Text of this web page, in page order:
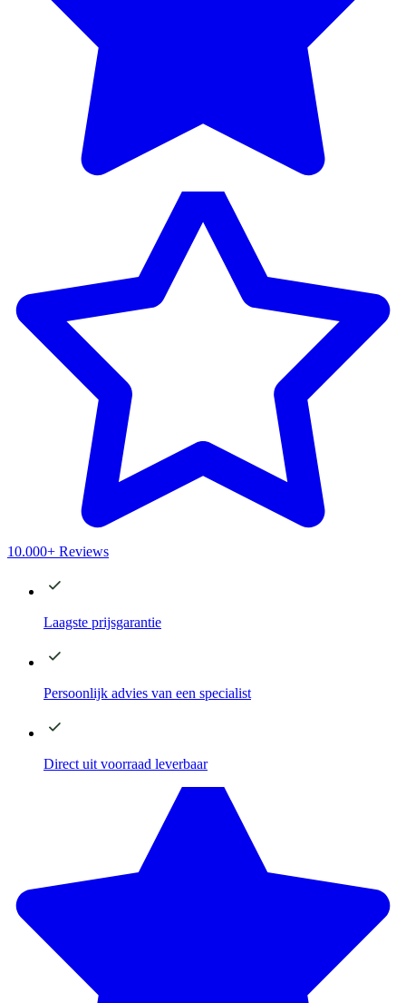
10.000+ Reviews
Laagste prijsgarantie
Persoonlijk advies van een specialist
Direct uit voorraad leverbaar